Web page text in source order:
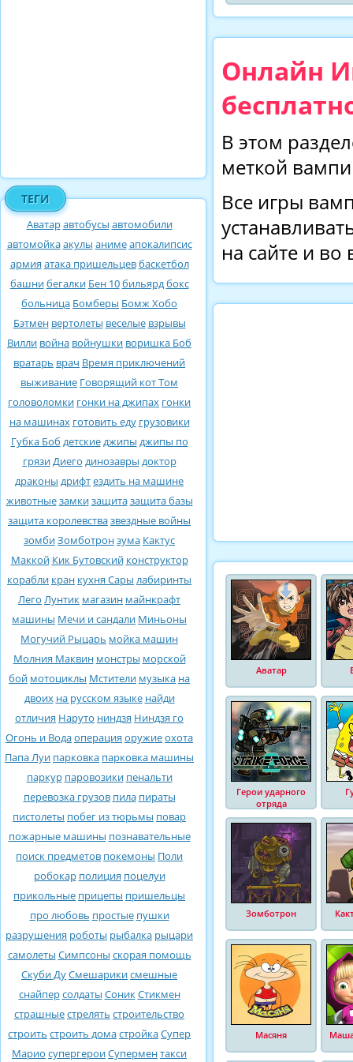
ТЕГИ
Аватаравтобусы автомобили
автомойкаакулы анимеапокалипсис
армия атака пришельцевбаскетбол
башнибегалки Бен 10бильярдбокс
больница Бомберы Бомж Хобо
Бэтмен вертолеты веселые взрывы
Вилли война войнушки воришка Боб
вратарь врач Время приключений
выживание Говорящий кот Том
головоломки гонки на джипах гонки
на машинах готовить еду грузовики
Губка Боб детскиеджипы джипы по
грязиДиего динозавры доктор
драконы дрифтездить на машине
животныезамкизащитазащита базы
защита королевствазвездные войны
зомбиЗомботронзума Кактус
Маккой Кик Бутовский конструктор
корабли кран кухня Сары лабиринты
Лего Лунтик магазин майнкрафт
машины Мечи и сандали Миньоны
Могучий Рыцарь мойка машин
Молния Маквин монстры морской
бой мотоциклы Мстители музыка на
двоих на русском языке найди
отличия Наруто ниндзя Ниндзя го
Огонь и Водаоперация оружиеохота
Папа Луи парковка парковка машины
паркур паровозики пенальти
перевозка грузов пила пираты
пистолеты побег из тюрьмы повар
пожарные машины познавательные
поиск предметов покемоны Поли
робокар полиция поцелуи
прикольные прицепы пришельцы
про любовь простые пушки
разрушения роботы рыбалка рыцари
самолеты Симпсоны скорая помощь
Скуби ДуСмешарикисмешные
снайперсолдаты СоникСтикмен
страшныестрелять строительство
строить строить домастройкаСупер
Марио супергероиСуперментакси
Онлайн
В этом
меткой
Все игры
на сайте и
Аватар
Герои ударного
отряда
Зомботрон
Масяня